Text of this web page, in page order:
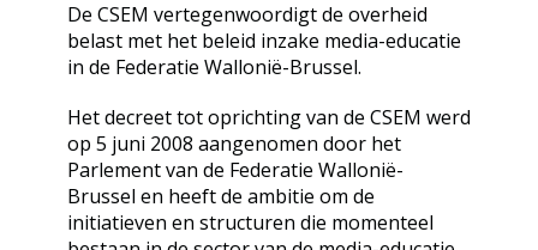
De CSEM vertegenwoordigt de overheid
belast met het beleid inzake media-educatie
in de Federatie Wallonië-Brussel.
Het decreet tot oprichting van de CSEM werd
op 5 juni 2008 aangenomen door het
Parlement van de Federatie Wallonië-
Brussel en heeft de ambitie om de
initiatieven en structuren die momenteel